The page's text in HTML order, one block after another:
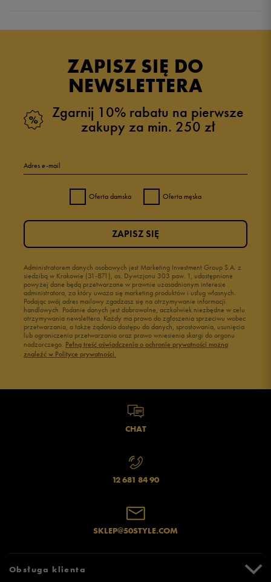
ZAPISZ SIĘ DO
NEWSLETTERA
Zgarnij 10% rabatu na pierwsze
zakupy za min. 250 zł
Adres e-mail
Oferta damska Oferta męska
Administratorem danych osobowych jest Marketing Investment Group S.A. z
siedzibą w Krakowie (31-871), os. Dywizjonu 303 paw. 1, udostępnione
powyżej dane będą przetwarzane w prawnie uzasadnionym interesie
administratora, za który uważa się marketing produktów i usług własnych.
Podając swój adres mailowy zgadzasz się na otrzymywanie informacji
handlowych. Podanie danych jest dobrowolne, aczkolwiek niezbędne w celu
otrzymywania newslettera. Każdy ma prawo do zgłoszenia sprzeciwu wobec
przetwarzania, a także żądania dostępu do danych, sprostowania, usunięcia
lub ograniczenia przetwarzania oraz prawo wniesienia skargi do organu
nadzorczego. Pełną treść oświadczenia o ochronie prywatności można
znaleźć w Polityce prywatności.
ZAPISZ SIĘ
CHAT
12 681 84 90
SKLEP@50STYLE.COM
Obsługa klienta